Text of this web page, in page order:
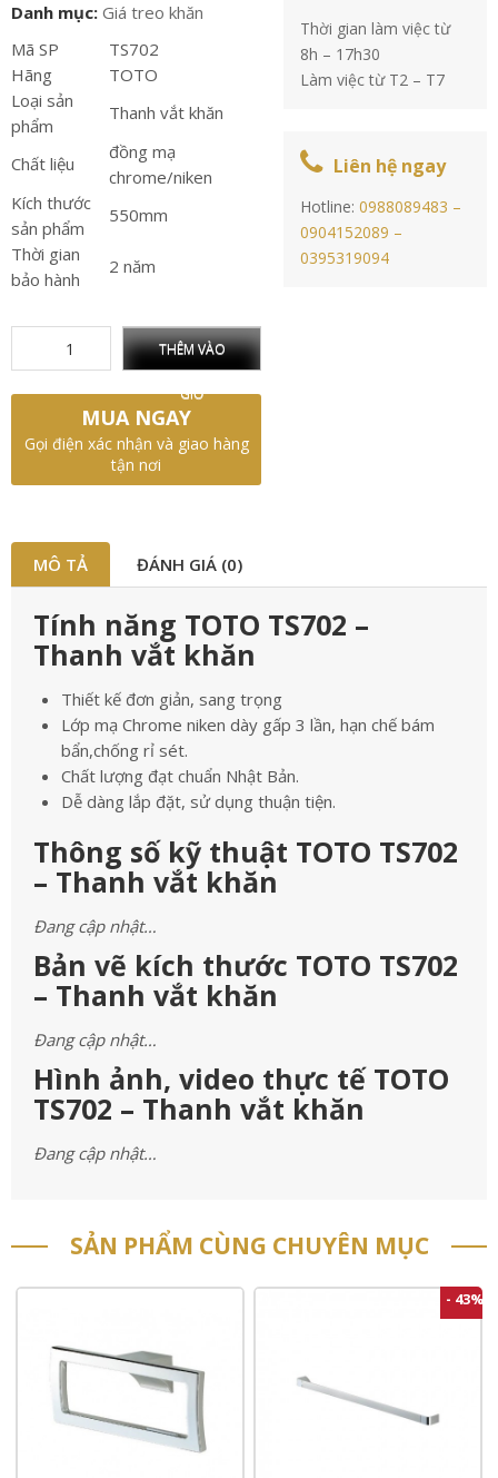
Danh mục: Giá treo khăn
Mã SP
TS702
Hãng
TOTO
Loại sản
phẩm
Thanh vắt khăn
Chất liệu
đồng mạ
chrome/niken
Kích thước
sản phẩm
550mm
Thời gian
bảo hành
2 năm
THÊM VÀO
GIỎ
MUA NGAY
Gọi điện xác nhận và giao hàng
tận nơi
Thời gian làm việc từ
8h – 17h30
Làm việc từ T2 – T7
Liên hệ ngay
Hotline:0988089483 –
0904152089 –
0395319094
MÔ TẢ ĐÁNH GIÁ (0)
Tính năng TOTO TS702 –
Thanh vắt khăn
Thiết kế đơn giản, sang trọng
Lớp mạ Chrome niken dày gấp 3 lần, hạn chế bám
bẩn,chống rỉ sét.
Chất lượng đạt chuẩn Nhật Bản.
Dễ dàng lắp đặt, sử dụng thuận tiện.
Thông số kỹ thuật TOTO TS702
– Thanh vắt khăn
Đang cập nhật…
Bản vẽ kích thước TOTO TS702
– Thanh vắt khăn
Đang cập nhật…
Hình ảnh, video thực tế TOTO
TS702 – Thanh vắt khăn
Đang cập nhật…
SẢN PHẨM CÙNG CHUYÊN MỤC
- 43%